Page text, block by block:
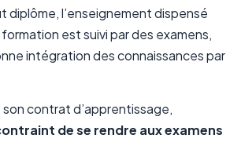
diplôme, l’enseignement dispensé
est suivi par des examens,
intégration des connaissances par
son contrat d’apprentissage,
de se rendre aux examens